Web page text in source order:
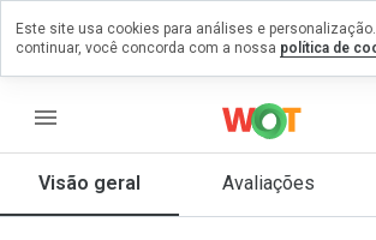
menu
Visão geral Avaliações
um
Este site usa cookies para análises e
continuar, você concorda com a nossa política de